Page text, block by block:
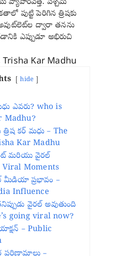
వ్యాపారవేత్త. పశ్చిమ
పుట్టి పెరిగిన త్రిషకు
ద్వారా తనను
ఎప్పుడూ అభిరుచి
hide
ఎవరు? who is
Madhu?
కర్ మధు – The
Kar Madhu
మరియు వైరల్
Moments
మీడియా ప్రభావం –
Influence
వైరల్ అవుతుంది
going viral now?
– Public